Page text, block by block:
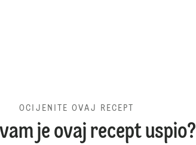
OCIJENITE OVAJ RECEPT
je ovaj recept uspio?